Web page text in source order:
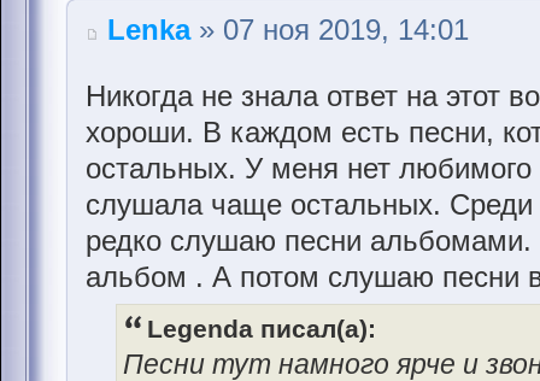
Lenka» 07 ноя 2019, 14:01
Никогда не знала ответ на этот
хороши. В каждом есть песни,
остальных. У меня нет любимого
слушала чаще остальных.
редко слушаю песни альбомами.
альбом . А потом слушаю песни
Legenda писал(а):
Песни тут намного ярче и